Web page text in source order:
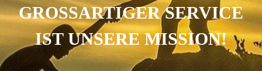
GROSSARTIGER SERVICE I
ST UNSERE MISSION!